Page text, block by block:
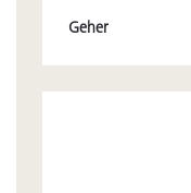
Geher